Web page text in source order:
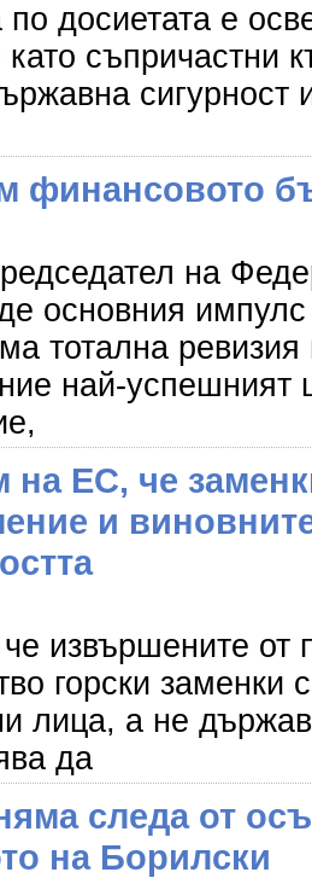
досиетата е
съпричастни
сигурност
финансовото
на
основния
тотална ревизия
най-успешният
ЕС, че
и
извършените от
горски заменки
лица, а не
да
следа от
на Борилски